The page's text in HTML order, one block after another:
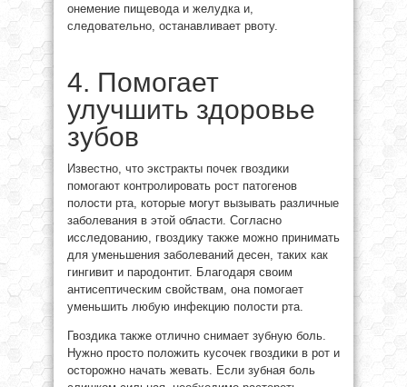
онемение пищевода и желудка и,
следовательно, останавливает рвоту.
4. Помогает
улучшить здоровье
зубов
Известно, что экстракты почек гвоздики
помогают контролировать рост патогенов
полости рта, которые могут вызывать различные
заболевания в этой области. Согласно
исследованию, гвоздику также можно принимать
для уменьшения заболеваний десен, таких как
гингивит и пародонтит. Благодаря своим
антисептическим свойствам, она помогает
уменьшить любую инфекцию полости рта.
Гвоздика также отлично снимает зубную боль.
Нужно просто положить кусочек гвоздики в рот и
осторожно начать жевать. Если зубная боль